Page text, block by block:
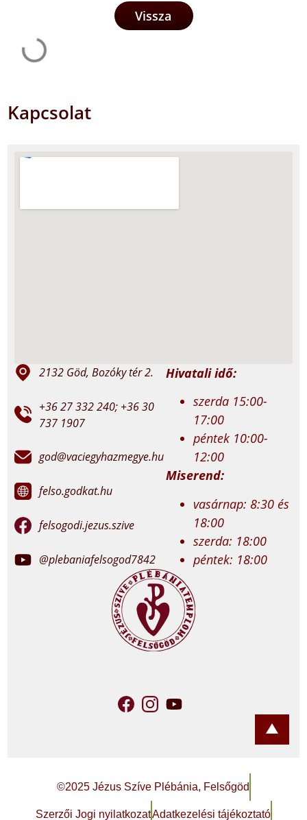
Vissza
Kapcsolat
2132 Göd, Bozóky tér 2.
+36 27 332 240; +36 30
737 1907
god@vaciegyhazmegye.hu
felso.godkat.hu
felsogodi.jezus.szive
@plebaniafelsogod7842
Hivatali idő:
szerda 15:00-
17:00
péntek 10:00-
12:00
Miserend:
vasárnap: 8:30 és
18:00
szerda: 18:00
péntek: 18:00
©2025 Jézus Szíve Plébánia, Felsőgöd
Szerzői Jogi nyilatkozatAdatkezelési tájékoztató